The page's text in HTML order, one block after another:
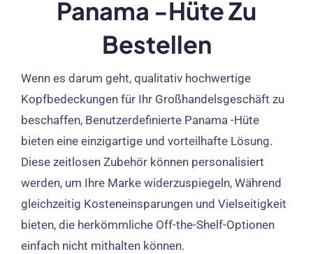
Panama -Hüte Zu
Bestellen
Wenn es darum geht, qualitativ hochwertige
Kopfbedeckungen für Ihr Großhandelsgeschäft zu
beschaffen, Benutzerdefinierte Panama -Hüte
bieten eine einzigartige und vorteilhafte Lösung.
Diese zeitlosen Zubehör können personalisiert
werden, um Ihre Marke widerzuspiegeln, Während
gleichzeitig Kosteneinsparungen und Vielseitigkeit
bieten, die herkömmliche Off-the-Shelf-Optionen
einfach nicht mithalten können.